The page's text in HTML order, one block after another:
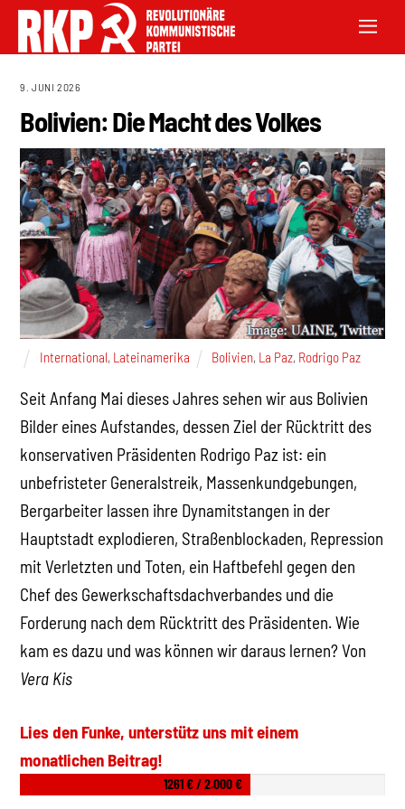
9. JUNI 2026
Bolivien: Die Macht des Volkes
International, Lateinamerika Bolivien, La Paz, Rodrigo Paz
Seit Anfang Mai dieses Jahres sehen wir aus Bolivien
Bilder eines Aufstandes, dessen Ziel der Rücktritt des
konservativen Präsidenten Rodrigo Paz ist: ein
unbefristeter Generalstreik, Massenkundgebungen,
Bergarbeiter lassen ihre Dynamitstangen in der
Hauptstadt explodieren, Straßenblockaden, Repression
mit Verletzten und Toten, ein Haftbefehl gegen den
Chef des Gewerkschaftsdachverbandes und die
Forderung nach dem Rücktritt des Präsidenten. Wie
kam es dazu und was können wir daraus lernen? Von
Vera Kis
Lies den Funke, unterstütz uns mit einem
monatlichen Beitrag!
1261 € / 2.000 €